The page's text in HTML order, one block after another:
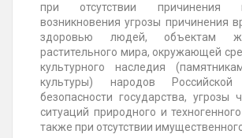
при отсутствии причинения
возникновения угрозы причинения
здоровью людей, объектам
растительного мира, окружающей
культурного наследия
культуры) народов Российской
безопасности государства, угрозы
ситуаций природного и
также при отсутствии